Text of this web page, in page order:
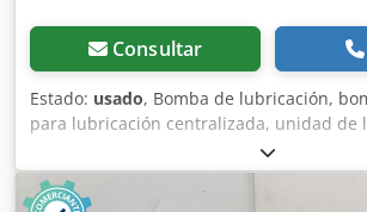
Consultar
Estado: usado, Bomba de lubricación,
para lubricación centralizada, unidad de
Bomba de lubricación centralizada,
lubricación centralizada, bomba
lubricación centralizada para aceite